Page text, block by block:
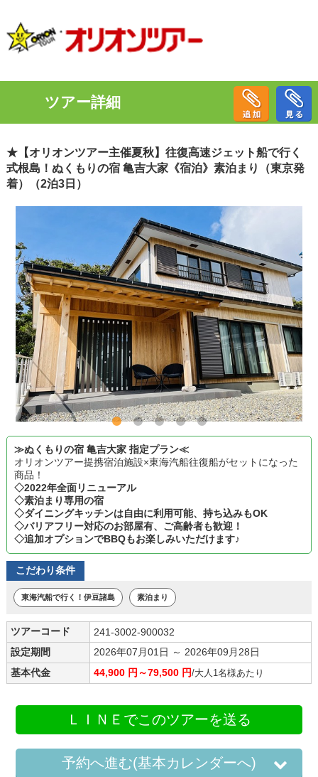
ツアー詳細
★【オリオンツアー主催夏秋】往復高速ジェット船で行く
式根島！ぬくもりの宿 亀吉大家《宿泊》素泊まり（東京発
着）（2泊3日）
≫ぬくもりの宿 亀吉大家 指定プラン≪
オリオンツアー提携宿泊施設×東海汽船往復船がセットになった
商品！
◇2022年全面リニューアル
◇素泊まり専用の宿
◇ダイニングキッチンは自由に利用可能、持ち込みもOK
◇バリアフリー対応のお部屋有、ご高齢者も歓迎！
◇追加オプションでBBQもお楽しみいただけます♪
こだわり条件
東海汽船で行く！伊豆諸島 素泊まり
ツアーコード
241-3002-900032
設定期間
2026年07月01日 ～ 2026年09月28日
基本代金
44,900 円～79,500 円/大人1名様あたり
ＬＩＮＥでこのツアーを送る
予約へ進む(基本カレンダーへ)